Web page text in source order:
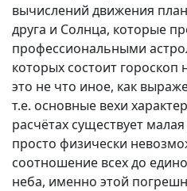
вычислений движения
друга и Солнца, которые
профессиональными
которых состоит гороскоп
это не что иное, как
т.е. основные вехи
расчётах существует
просто физически
соотношение всех до
неба, именно этой